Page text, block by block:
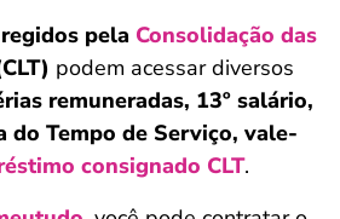
pela Consolidação das
podem acessar diversos
remuneradas, 13º salário,
do Tempo de Serviço, vale-
consignado CLT.